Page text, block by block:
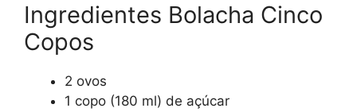
Ingredientes Bolacha Cinco
Copos
2 ovos
1 copo (180 ml) de açúcar